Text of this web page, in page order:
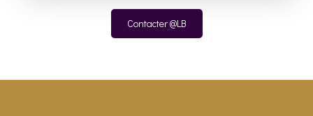
Contacter @LB